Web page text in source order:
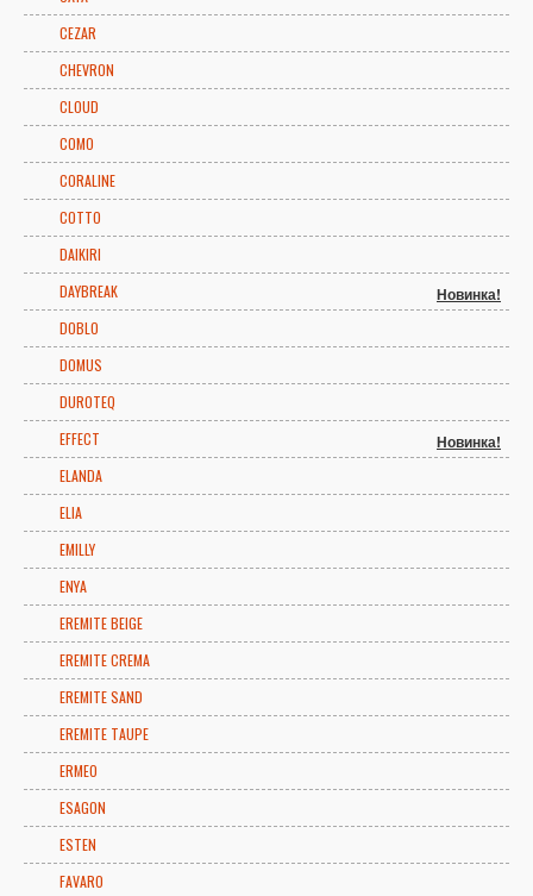
CEZAR
CHEVRON
CLOUD
COMO
CORALINE
COTTO
DAIKIRI
DAYBREAK
Новинка!
DOBLO
DOMUS
DUROTEQ
EFFECT
Новинка!
ELANDA
ELIA
EMILLY
ENYA
EREMITE BEIGE
EREMITE CREMA
EREMITE SAND
EREMITE TAUPE
ERMEO
ESAGON
ESTEN
FAVARO